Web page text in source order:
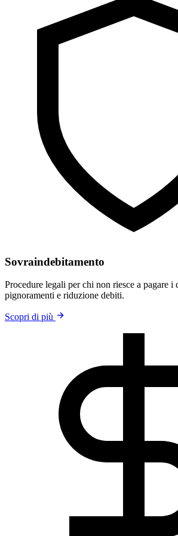
Sovraindebitamento
Procedure legali per chi non riesce a pagare i
pignoramenti e riduzione debiti.
Scopri di più